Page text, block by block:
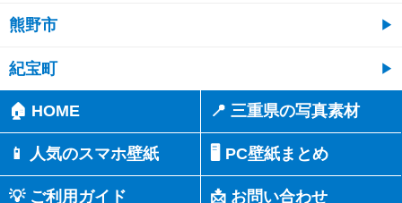
熊野市
紀宝町
🏠 HOME 📍 三重県の写真素材
📱 人気のスマホ壁紙 🖥️ PC壁紙まとめ
💡 ご利用ガイド 📩 お問い合わせ